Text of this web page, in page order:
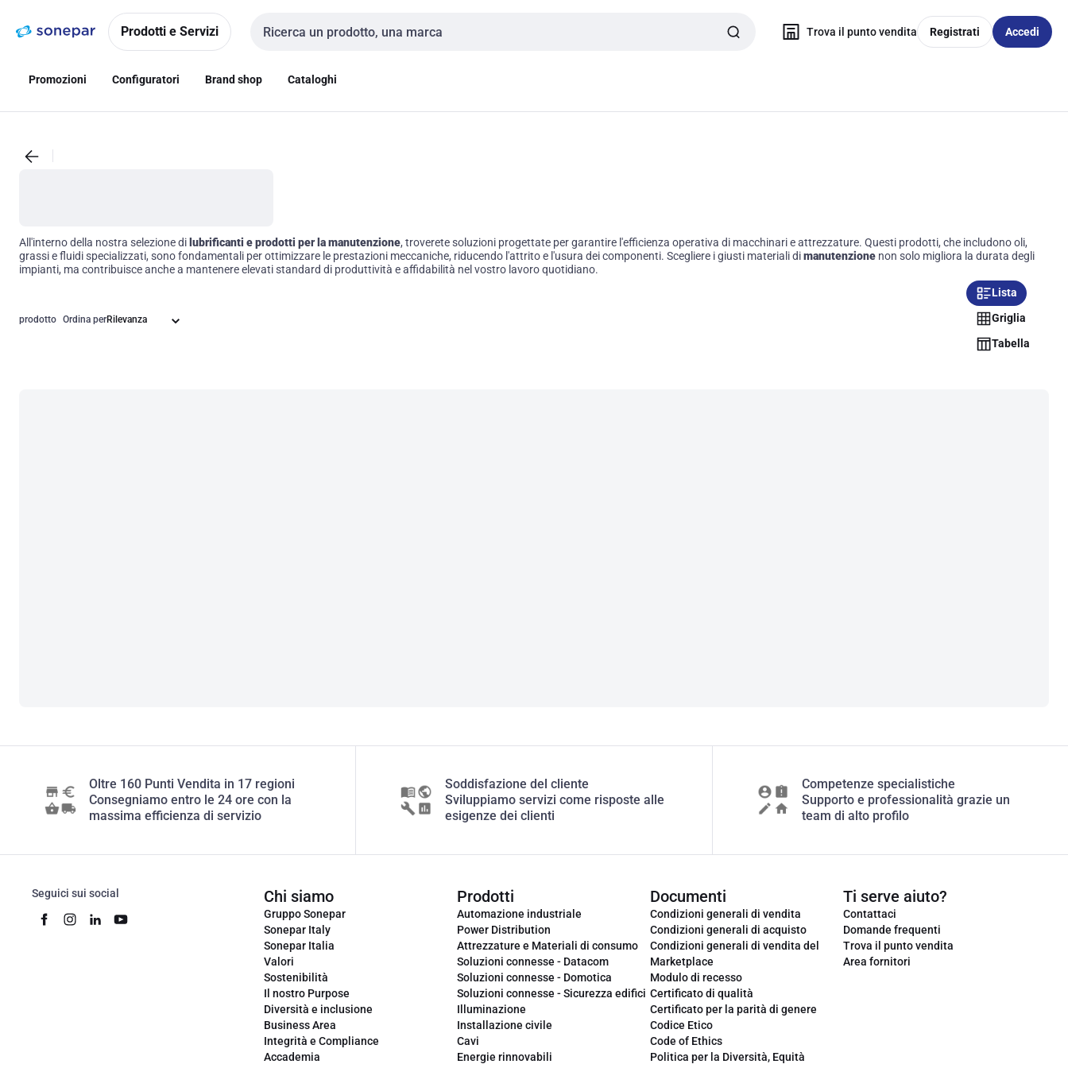
navigazionealla
Prodotti e Servizi
Cerca input
Trova il punto vendita Registrati Accedi
Promozioni Configuratori Brand shop Cataloghi
All'interno della nostra selezione di lubrificanti e prodotti per la manutenzione, troverete soluzioni progettate per garantire l'efficienza operativa di macchinari e attrezzature. Questi prodotti, che includono oli,
grassi e fluidi specializzati, sono fondamentali per ottimizzare le prestazioni meccaniche, riducendo l'attrito e l'usura dei componenti. Scegliere i giusti materiali dimanutenzione non solo migliora la durata degli
impianti, ma contribuisce anche a mantenere elevati standard di produttività e affidabilità nel vostro lavoro quotidiano.
prodotto Ordina per
Lista
Griglia
Tabella
Oltre 160 Punti Vendita in 17 regioni
Consegniamo entro le 24 ore con la
massima efficienza di servizio
Soddisfazione del cliente
Sviluppiamo servizi come risposte alle
esigenze dei clienti
Competenze specialistiche
Supporto e professionalità grazie un
team di alto profilo
Seguici sui social Chi siamo
Gruppo Sonepar
Sonepar Italy
Sonepar Italia
Valori
Sostenibilità
Il nostro Purpose
Diversità e inclusione
Business Area
Integrità e Compliance
Accademia
Prodotti
Automazione industriale
Power Distribution
Attrezzature e Materiali di consumo
Soluzioni connesse - Datacom
Soluzioni connesse - Domotica
Soluzioni connesse - Sicurezza edifici
Illuminazione
Installazione civile
Cavi
Energie rinnovabili
Documenti
Condizioni generali di vendita
Condizioni generali di acquisto
Condizioni generali di vendita del
Marketplace
Modulo di recesso
Certificato di qualità
Certificato per la parità di genere
Codice Etico
Code of Ethics
Politica per la Diversità, Equità
Ti serve aiuto?
Contattaci
Domande frequenti
Trova il punto vendita
Area fornitori